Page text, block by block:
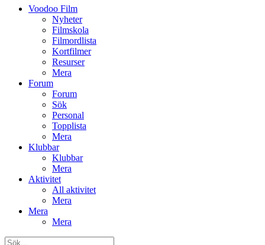
Voodoo Film
Nyheter
Filmskola
Filmordlista
Kortfilmer
Resurser
Mera
Forum
Forum
Sök
Personal
Topplista
Mera
Klubbar
Klubbar
Mera
Aktivitet
All aktivitet
Mera
Mera
Mera